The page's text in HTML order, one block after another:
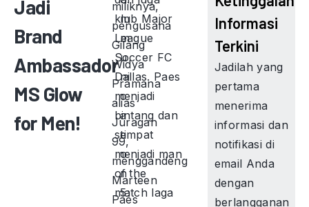
Jadi
Brand
Ambassador
MS Glow
for Men!
m
m
u
ni
c
a
ti
o
n
5:
miliknya,
pengusaha
Gilang
Widya
Pramana
alias
Juragan
99,
menggandeng
Marteen
Paes
klub Major
League
Soccer FC
Dallas. Paes
menjadi
bintang dan
sempat
menjadi man
of the
match laga
Informasi
Terkini
Jadilah yang
pertama
menerima
informasi dan
notifikasi di
email Anda
dengan
berlangganan